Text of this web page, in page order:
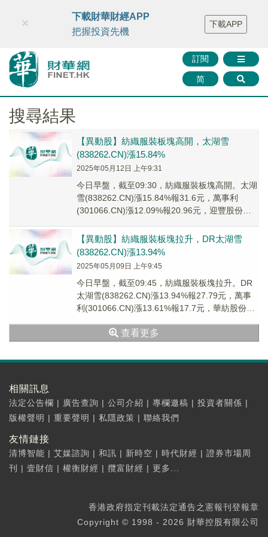
財華智庫網 FINTV FINMETA 財華證券 媒體矩陣
智庫沙龍
聯絡我們
訂閱
简
×
下載財華財經APP
把握投資先機
下載APP
搜尋結果
【異動股】紡織服裝板塊高開，太湖雪
(838262.CN)漲15.84%
2025年05月12日 上午9:31
今日早盤，截至09:30，紡織服裝板塊高開。太湖
雪(838262.CN)漲15.84%報31.6元，萬事利
(301066.CN)漲12.09%報20.96元，迎豐股份
【異動股】紡織服裝板塊拉升，DR太湖雪
(838262.CN)漲13.94%
2025年05月09日 上午9:45
今日早盤，截至09:45，紡織服裝板塊拉升。DR
太湖雪(838262.CN)漲13.94%報27.79元，萬事
利(301066.CN)漲13.61%報17.7元，華紡股份
查看更多
相關訊息
法定公告欄 | 廣告查詢 | 公司介紹 | 專欄邀稿 | 投資者關係 |
版權聲明 | 重要聲明 | 私隱政策 | 聯絡我們
友情鏈接
清博智能 | 艾媒諮詢 | 和訊 | 新時空 | 時代財經 | 證券市場周
刊
| 壹財信 | 權衡財經 | 攬富財經 | 更多...
香港政府指定刊載法定通告之憲報刊登報章
Copyright © 1998 - 2026 財華控股有限公司